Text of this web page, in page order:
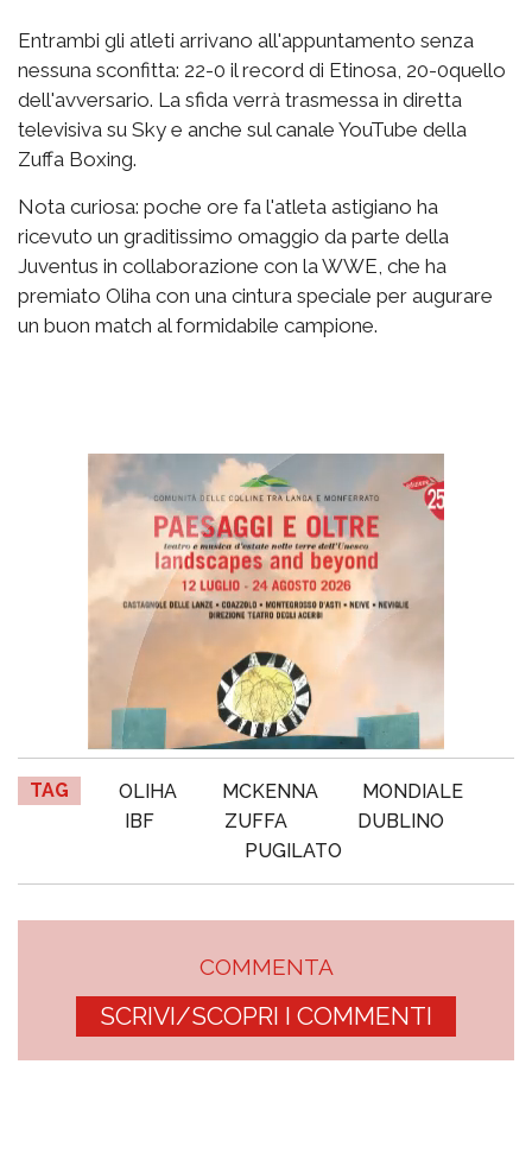
Entrambi gli atleti arrivano all'appuntamento senza
nessuna sconfitta: 22-0 il record di Etinosa, 20-0quello
dell'avversario. La sfida verrà trasmessa in diretta
televisiva su Sky e anche sul canale YouTube della
Zuffa Boxing.
Nota curiosa: poche ore fa l'atleta astigiano ha
ricevuto un graditissimo omaggio da parte della
Juventus in collaborazione con la WWE, che ha
premiato Oliha con una cintura speciale per augurare
un buon match al formidabile campione.
TAG OLIHA MCKENNA
MONDIALE
IBF
ZUFFA
DUBLINO
PUGILATO
COMMENTA
SCRIVI/SCOPRI I COMMENTI